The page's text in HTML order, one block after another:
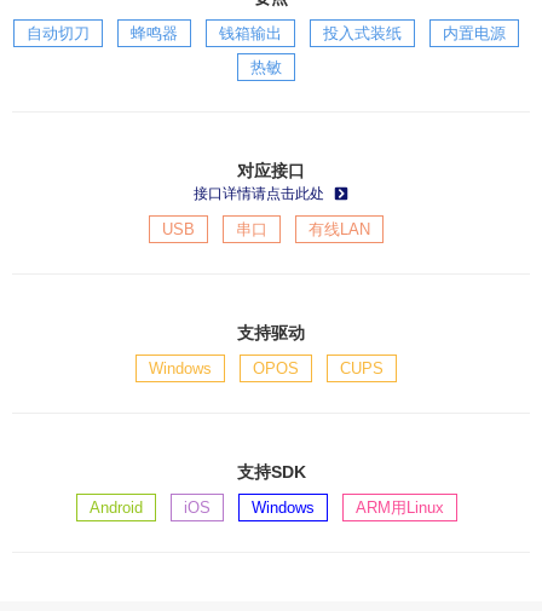
自动切刀 蜂鸣器 钱箱输出 投入式装纸
内置电源
热敏
对应接口
接口详情请点击此处
USB 串口 有线LAN
支持驱动
Windows OPOS CUPS
支持SDK
Android iOS Windows ARM用Linux